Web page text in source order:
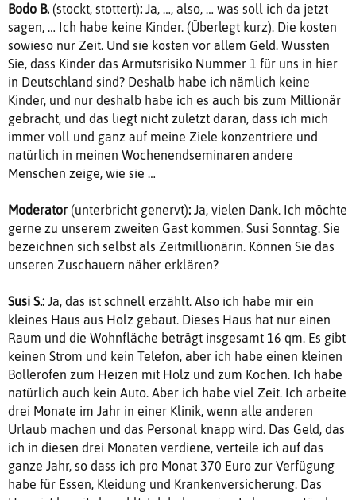
Bodo B. (stockt, stottert): Ja, …, also, … was soll ich da jetzt
sagen, … Ich habe keine Kinder. (Überlegt kurz). Die kosten
sowieso nur Zeit. Und sie kosten vor allem Geld. Wussten
Sie, dass Kinder das Armutsrisiko Nummer 1 für uns in hier
in Deutschland sind? Deshalb habe ich nämlich keine
Kinder, und nur deshalb habe ich es auch bis zum Millionär
gebracht, und das liegt nicht zuletzt daran, dass ich mich
immer voll und ganz auf meine Ziele konzentriere und
natürlich in meinen Wochenendseminaren andere
Menschen zeige, wie sie …
Moderator (unterbricht genervt): Ja, vielen Dank. Ich möchte
gerne zu unserem zweiten Gast kommen. Susi Sonntag. Sie
bezeichnen sich selbst als Zeitmillionärin. Können Sie das
unseren Zuschauern näher erklären?
Susi S.: Ja, das ist schnell erzählt. Also ich habe mir ein
kleines Haus aus Holz gebaut. Dieses Haus hat nur einen
Raum und die Wohnfläche beträgt insgesamt 16 qm. Es gibt
keinen Strom und kein Telefon, aber ich habe einen kleinen
Bollerofen zum Heizen mit Holz und zum Kochen. Ich habe
natürlich auch kein Auto. Aber ich habe viel Zeit. Ich arbeite
drei Monate im Jahr in einer Klinik, wenn alle anderen
Urlaub machen und das Personal knapp wird. Das Geld, das
ich in diesen drei Monaten verdiene, verteile ich auf das
ganze Jahr, so dass ich pro Monat 370 Euro zur Verfügung
habe für Essen, Kleidung und Krankenversicherung. Das